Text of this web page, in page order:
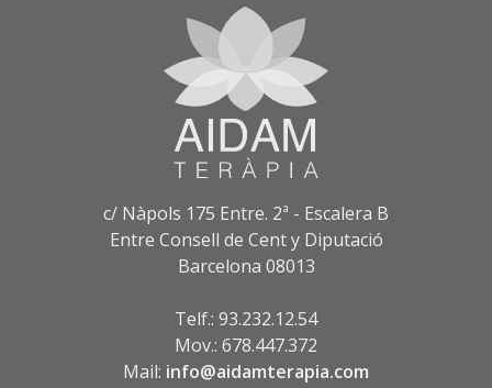
c/ Nàpols 175 Entre. 2ª - Escalera B
Entre Consell de Cent y Diputació
Barcelona 08013
Telf.: 93.232.12.54
Mov.: 678.447.372
Mail: info@aidamterapia.com